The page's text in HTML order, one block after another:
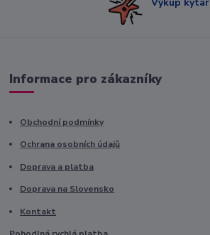
Informace pro zákazníky
Obchodní podmínky
Ochrana osobních údajů
Doprava a platba
Doprava na Slovensko
Kontakt